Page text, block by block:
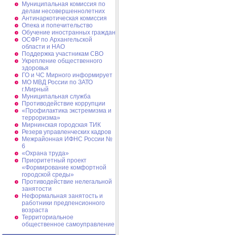
Муниципальная комиссия по
делам несовершеннолетних
Антинаркотическая комиссия
Опека и попечительство
Обучение иностранных граждан
ОСФР по Архангельской
области и НАО
Поддержка участникам СВО
Укрепление общественного
здоровья
ГО и ЧС Мирного информирует
МО МВД России по ЗАТО
г.Мирный
Муниципальная cлужба
Противодействие коррупции
«Профилактика экстремизма и
терроризма»
Мирнинская городская ТИК
Резерв управленческих кадров
Межрайонная ИФНС России №
6
«Охрана труда»
Приоритетный проект
«Формирование комфортной
городской среды»
Противодействие нелегальной
занятости
Неформальная занятость и
работники предпенсионного
возраста
Территориальное
общественное самоуправление